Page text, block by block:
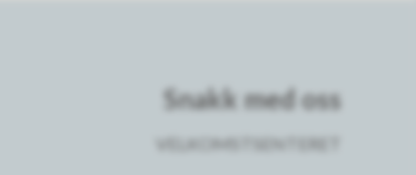
Snakk med oss
VELKOMSTSENTERET